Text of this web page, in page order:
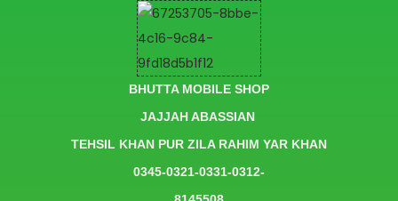
BHUTTA MOBILE SHOP
JAJJAH ABASSIAN
TEHSIL KHAN PUR ZILA RAHIM YAR KHAN
0345-0321-0331-0312-